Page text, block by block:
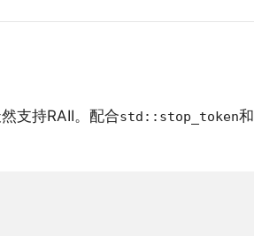
支持RAII。配合std::stop_token和